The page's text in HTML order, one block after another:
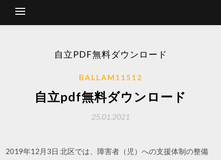
自立PDF無料ダウンロード
BALLAM11512
自立pdf無料ダウンロード
25.01.2021
2019年12月3日 北区では、障害者（児）への支援体制の整備